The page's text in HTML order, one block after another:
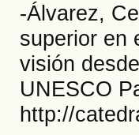
-Álvarez,
superior en
visión
UNESCO
http://